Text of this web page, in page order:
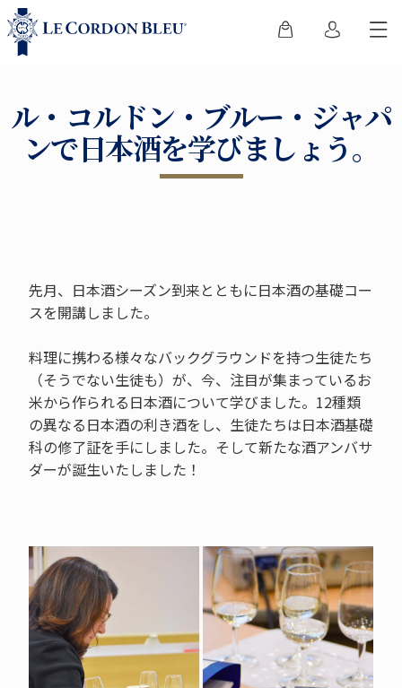
ル・コルドン・ブルー・ジャパ
ンで日本酒を学びましょう。
先月、日本酒シーズン到来とともに日本酒の基礎コー
スを開講しました。
料理に携わる様々なバックグラウンドを持つ生徒たち
（そうでない生徒も）が、今、注目が集まっているお
米から作られる日本酒について学びました。12種類
の異なる日本酒の利き酒をし、生徒たちは日本酒基礎
科の修了証を手にしました。そして新たな酒アンバサ
ダーが誕生いたしました！